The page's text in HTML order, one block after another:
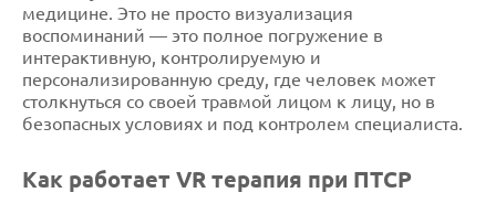
медицине. Это не просто визуализация
воспоминаний — это полное погружение в
интерактивную, контролируемую и
персонализированную среду, где человек может
столкнуться со своей травмой лицом к лицу, но в
безопасных условиях и под контролем специалиста.
Как работает VR терапия при ПТСР